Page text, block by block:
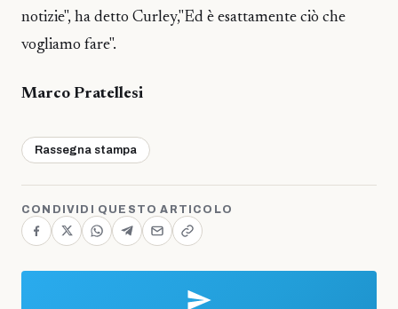
notizie", ha detto Curley,"Ed è esattamente ciò che
vogliamo fare".
Marco Pratellesi
Rassegna stampa
CONDIVIDI QUESTO ARTICOLO